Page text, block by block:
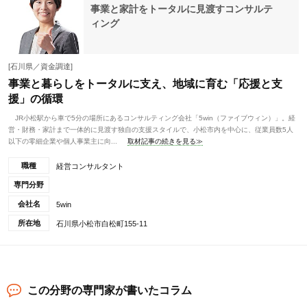
事業と家計をトータルに見渡すコンサルテ
ィング
[石川県／資金調達]
事業と暮らしをトータルに支え、地域に育む「応援と支
援」の循環
JR小松駅から車で5分の場所にあるコンサルティング会社「5win（ファイブウィン）」。経
営・財務・家計まで一体的に見渡す独自の支援スタイルで、小松市内を中心に、従業員数5人
以下の零細企業や個人事業主に向...
取材記事の続きを見る≫
職種 経営コンサルタント
専門分野
会社名 5win
所在地 石川県小松市白松町155-11
この分野の専門家が書いたコラム